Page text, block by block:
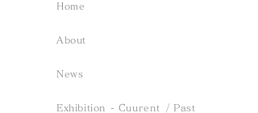
Home
About
News
/ Past
Exhibition - Cuurent